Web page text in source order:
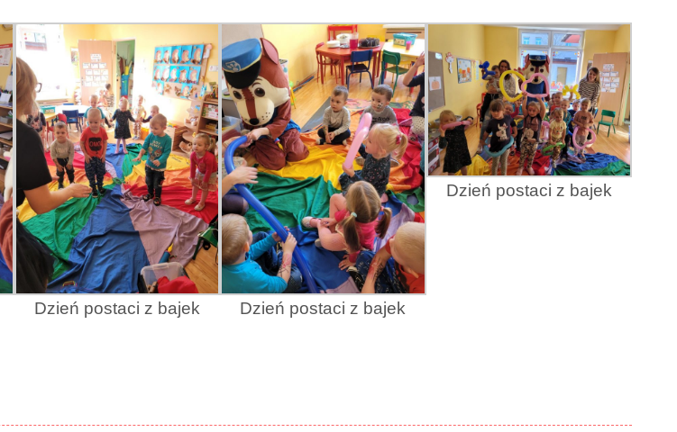
Dzień postaci z bajek Dzień postaci z bajek
Dzień postaci z bajek